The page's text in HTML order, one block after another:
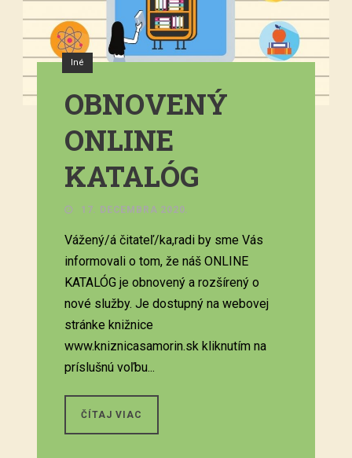
Iné
OBNOVENÝ
ONLINE
KATALÓG
17. DECEMBRA 2020.
Vážený/á čitateľ/ka,radi by sme Vás
informovali o tom, že náš ONLINE
KATALÓG je obnovený a rozšírený o
nové služby. Je dostupný na webovej
stránke knižnice
www.kniznicasamorin.sk kliknutím na
príslušnú voľbu...
ČÍTAJ VIAC